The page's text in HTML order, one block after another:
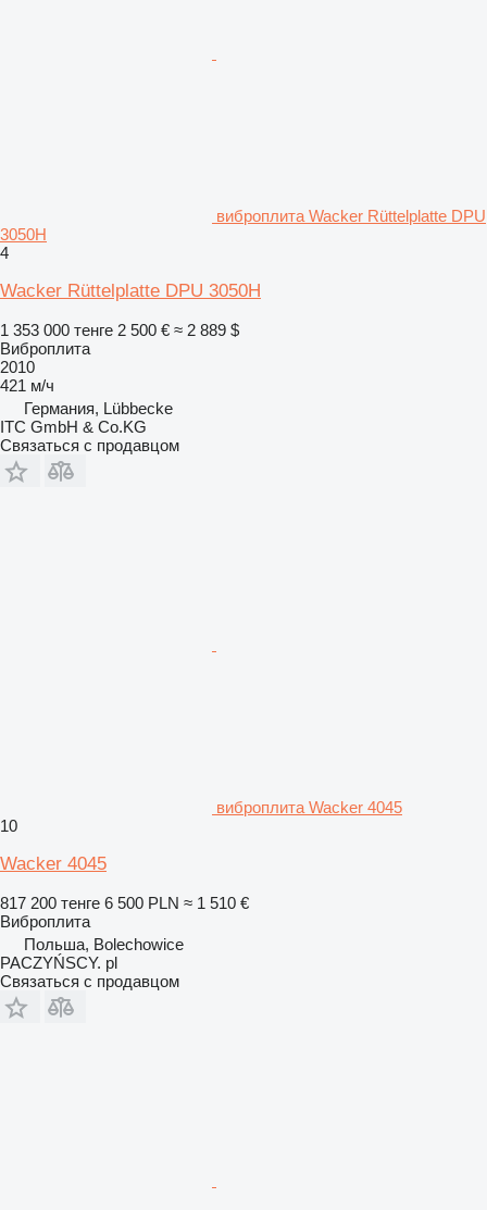
виброплита Wacker Rüttelplatte DPU
3050H
4
Wacker Rüttelplatte DPU 3050H
1 353 000 тенге 2 500 € ≈ 2 889 $
Виброплита
2010
421 м/ч
Германия, Lübbecke
ITC GmbH & Co.KG
Связаться с продавцом
виброплита Wacker 4045
10
Wacker 4045
817 200 тенге 6 500 PLN ≈ 1 510 €
Виброплита
Польша, Bolechowice
PACZYŃSCY. pl
Связаться с продавцом